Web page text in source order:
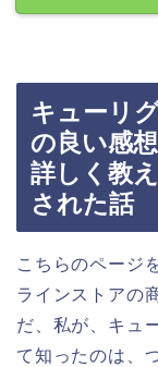
キューリ
の良い感
詳しく教
された話
こちらのページ
ラインストアの
だ、私が、キュ
て知ったのは、